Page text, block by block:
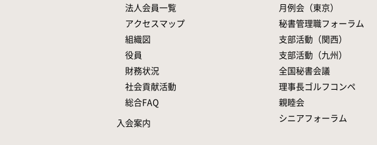
法人会員一覧
アクセスマップ
組織図
役員
財務状況
社会貢献活動
総合FAQ
入会案内
月例会（東京）
秘書管理職フォーラム
支部活動（関西）
支部活動（九州）
全国秘書会議
理事長ゴルフコンペ
親睦会
シニアフォーラム